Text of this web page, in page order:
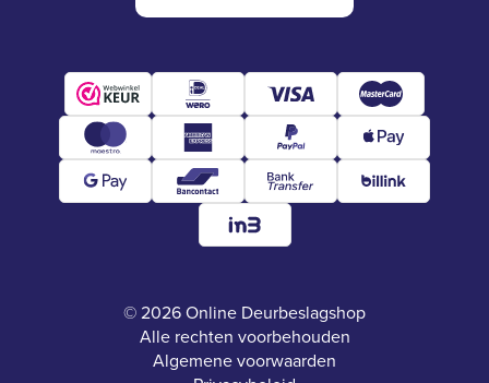
© 2026 Online Deurbeslagshop
Alle rechten voorbehouden
Algemene voorwaarden